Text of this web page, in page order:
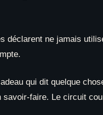
ne jamais
qui dit quelque
faire. Le circuit